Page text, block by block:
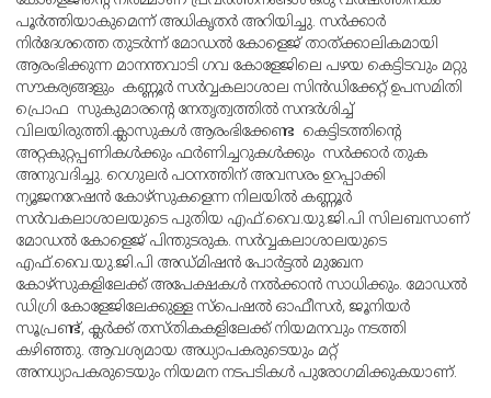
പൂര്‍ത്തിയാകുമെന്ന് അധികൃതര്‍ അറിയിച്ചു. സര്‍ക്കാര്‍
നിര്‍ദേശത്തെ തുടര്‍ന്ന് മോഡല്‍ കോളെജ് താത്ക്കാലികമായി
ആരംഭിക്കുന്ന മാനന്തവാടി ഗവ കോളേജിലെ പഴയ കെട്ടിടവും മറ്റു
സൗകര്യങ്ങളും കണ്ണൂര്‍ സര്‍വ്വകലാശാല സിന്‍ഡിക്കേറ്റ് ഉപസമിതി
പ്രൊഫ സുകുമാരന്റെ നേതൃത്വത്തില്‍ സന്ദര്‍ശിച്ച്
വിലയിരുത്തി.ക്ലാസുകള്‍ ആരംഭിക്കേണ്ട കെട്ടിടത്തിന്റെ
അറ്റകുറ്റപ്പണികള്‍ക്കും ഫര്‍ണിച്ചറുകള്‍ക്കും സര്‍ക്കാര്‍ തുക
അനുവദിച്ചു. റെഗുലര്‍ പഠനത്തിന് അവസരം ഉറപ്പാക്കി
ന്യൂജനറേഷന്‍ കോഴ്‌സുകളെന്ന നിലയില്‍ കണ്ണൂര്‍
സര്‍വകലാശാലയുടെ പുതിയ എഫ്.വൈ.യു.ജി.പി സിലബസാണ്
മോഡല്‍ കോളെജ് പിന്തുടരുക. സര്‍വ്വകലാശാലയുടെ
എഫ്.വൈ.യു.ജി.പി അഡ്മിഷന്‍ പോര്‍ട്ടല്‍ മുഖേന
കോഴ്‌സുകളിലേക്ക് അപേക്ഷകള്‍ നല്‍ക്കാന്‍ സാധിക്കും. മോഡല്‍
ഡിഗ്രി കോളേജിലേക്കുള്ള സ്‌പെഷല്‍ ഓഫീസര്‍, ജൂനിയര്‍
സൂപ്രണ്ട്, ക്ലര്‍ക്ക് തസ്തികകളിലേക്ക് നിയമനവും നടത്തി
കഴിഞ്ഞു. ആവശ്യമായ അധ്യാപകരുടെയും മറ്റ്
അനധ്യാപകരുടെയും നിയമന നടപടികള്‍ പുരോഗമിക്കുകയാണ്.